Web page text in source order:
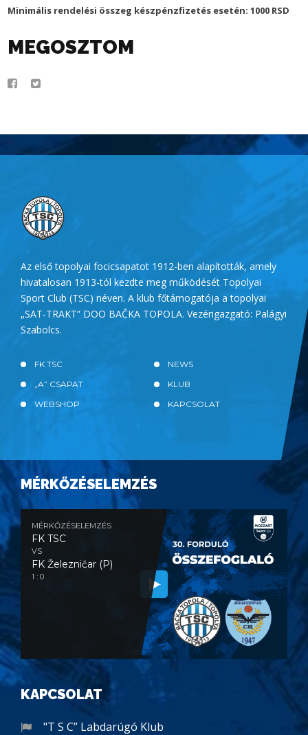
Minimális rendelési összeg készpénzfizetés esetén: 1000 RSD
MEGOSZTOM
Az első topolyai focicsapatot 1912-ben alapították, amely
hivatalosan 1913-tól kezdte meg működését Topolyai
Sport Club (TSC) néven. A klub főtámogatója a topolyai
„SAT-TRAKT” DOO BAČKA TOPOLA. Vezérigazgató: Palágyi
Szabolcs.
FK TSC
NEWS
„A” CSAPAT
KLUB
WEBSHOP
KAPCSOLAT
MÉRKŐZÉSELEMZÉS
MÉRKŐZÉSELEMZÉS
FK TSC
VS
FK Železničar (P)
1 : 0
KAPCSOLAT
"T S C” Labdarúgó Klub